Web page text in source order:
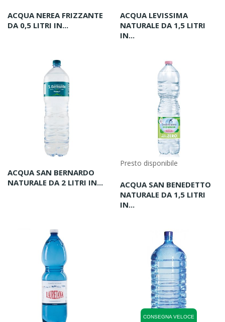
ACQUA NEREA FRIZZANTE
DA 0,5 LITRI IN...
ACQUA LEVISSIMA
NATURALE DA 1,5 LITRI
IN...
ACQUA SAN BERNARDO
NATURALE DA 2 LITRI IN...
Presto disponibile
ACQUA SAN BENEDETTO
NATURALE DA 1,5 LITRI
IN...
CONSEGNA VELOCE